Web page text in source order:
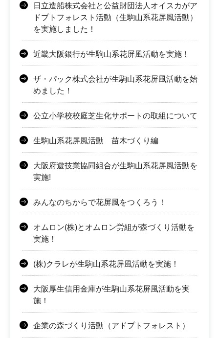
日立造船株式会社と公益財団法人オイスカがア
ドプトフォレスト活動（生駒山系花屏風活動）
を実施しました！
近畿大阪銀行が生駒山系花屏風活動を実施！
ザ・パック株式会社が生駒山系花屏風活動を始
めました！
公立小学校校庭芝生化サポートの取組について
生駒山系花屏風活動 苗木づくり編
大阪府遊技業協同組合が生駒山系花屏風活動を
実施!
みんなのちからで花屏風をつくろう！
オムロン(株)とオムロン労組が森づくり活動を
実施！
(株)クラレが生駒山系花屏風活動を実施！
大阪厚生信用金庫が生駒山系花屏風活動を実
施！
企業の森づくり活動（アドプトフォレスト）